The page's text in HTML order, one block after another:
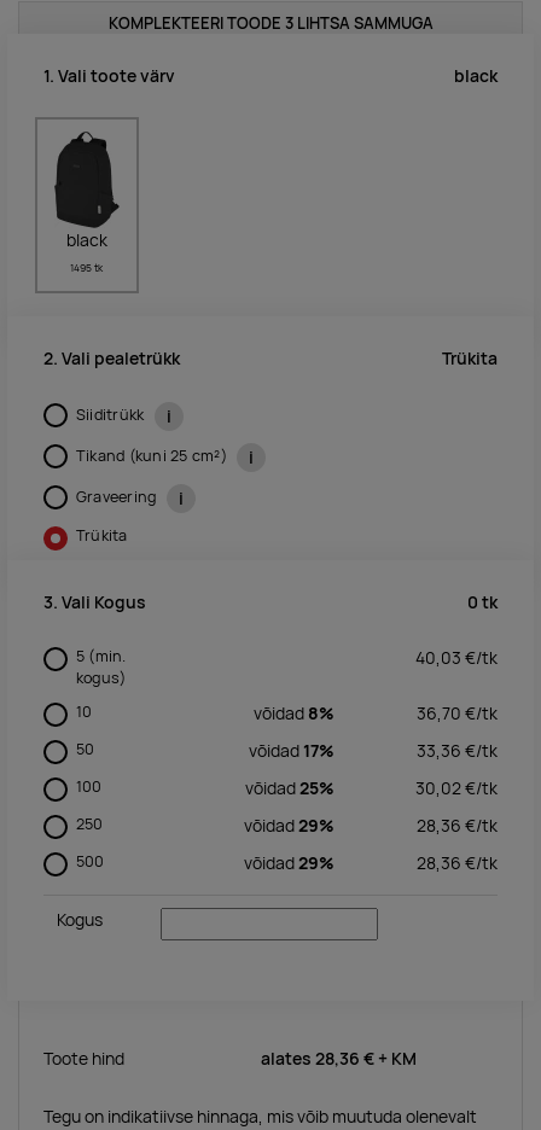
KOMPLEKTEERI TOODE 3 LIHTSA SAMMUGA
1. Vali toote värv black
black
1495 tk
2. Vali pealetrükk Trükita
Siiditrükk i
Tikand (kuni 25 cm²) i
Graveering i
Trükita
3. Vali Kogus 0 tk
5 (min.
kogus)
40,03 €/tk
10 võidad 8% 36,70 €/tk
50 võidad 17% 33,36 €/tk
100 võidad25% 30,02€/tk
250 võidad29% 28,36 €/tk
500 võidad29% 28,36 €/tk
Kogus
Toote hind alates 28,36 € + KM
Tegu on indikatiivse hinnaga, mis võib muutuda olenevalt